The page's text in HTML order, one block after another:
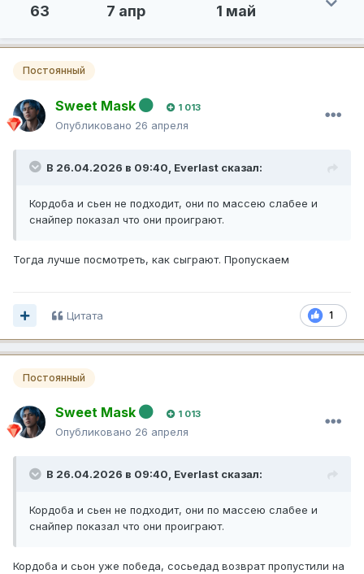
63 7 апр 1 май
Постоянный
Sweet Mask 1 013
Опубликовано 26 апреля
В 26.04.2026 в 09:40, Everlast сказал:
Кордоба и сьен не подходит, они по массею слабее и
снайпер показал что они проиграют.
Тогда лучше посмотреть, как сыграют. Пропускаем
1
Цитата
Постоянный
Sweet Mask 1 013
Опубликовано 26 апреля
В 26.04.2026 в 09:40, Everlast сказал:
Кордоба и сьен не подходит, они по массею слабее и
снайпер показал что они проиграют.
Кордоба и сьон уже победа, сосьедад возврат пропустили на